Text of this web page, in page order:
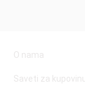
O nama
Saveti za